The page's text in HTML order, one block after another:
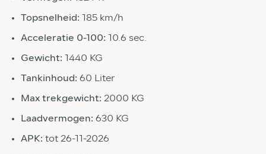
Topsnelheid: 185 km/h
Acceleratie 0-100: 10.6 sec.
Gewicht: 1440 KG
Tankinhoud: 60 Liter
Max trekgewicht: 2000 KG
Laadvermogen: 630 KG
APK: tot 26-11-2026